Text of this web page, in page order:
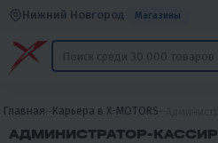
Нижний Новгород Магазины
Главная Карьера в X-MOTORS
АДМИНИСТРАТОР-КАССИР